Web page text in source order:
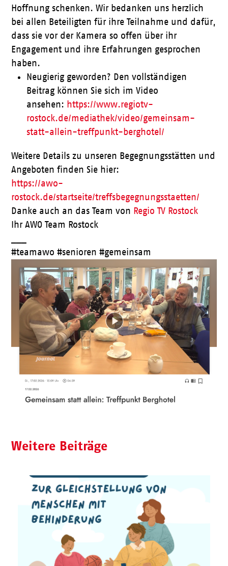
Hoffnung schenken. Wir bedanken uns herzlich
bei allen Beteiligten für ihre Teilnahme und dafür,
dass sie vor der Kamera so offen über ihr
Engagement und ihre Erfahrungen gesprochen
haben.
Neugierig geworden? Den vollständigen
Beitrag können Sie sich im Video
ansehen: https://www.regiotv-
rostock.de/mediathek/video/gemeinsam-
statt-allein-treffpunkt-berghotel/
Weitere Details zu unseren Begegnungsstätten und
Angeboten finden Sie hier:
https://awo-
rostock.de/startseite/treffsbegegnungsstaetten/
Danke auch an das Team von Regio TV Rostock
Ihr AWO Team Rostock
#teamawo #senioren #gemeinsam
Weitere Beiträge